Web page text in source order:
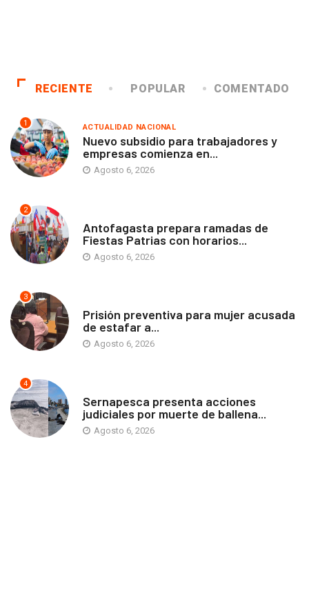
RECIENTE POPULAR COMENTADO
1 ACTUALIDAD NACIONAL
Nuevo subsidio para trabajadores y
empresas comienza en...
Agosto 6, 2026
2
Antofagasta prepara ramadas de
Fiestas Patrias con horarios...
Agosto 6, 2026
3
Prisión preventiva para mujer acusada
de estafar a...
Agosto 6, 2026
4
Sernapesca presenta acciones
judiciales por muerte de ballena...
Agosto 6, 2026